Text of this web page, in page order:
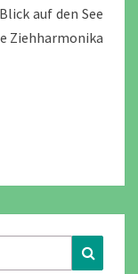
auf den See
Ziehharmonika